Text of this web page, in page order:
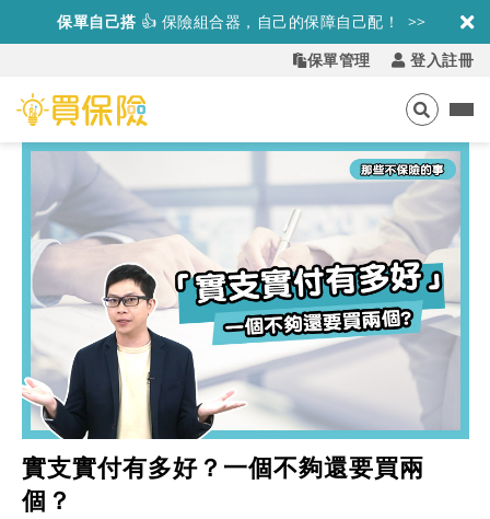
保單自己搭 👍 保險組合器，自己的保障自己配！ >>
保單管理
登入註冊
實支實付有多好？一個不夠還要買兩
個？